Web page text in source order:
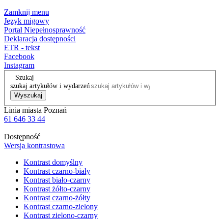
Zamknij menu
Język migowy
Portal Niepełnosprawność
Deklaracja dostępności
ETR - tekst
Facebook
Instagram
Szukaj
szukaj artykułów i wydarzeń
Wyszukaj
Linia miasta Poznań
61 646 33 44
Dostępność
Wersja kontrastowa
Kontrast domyślny
Kontrast czarno-biały
Kontrast biało-czarny
Kontrast żółto-czarny
Kontrast czarno-żółty
Kontrast czarno-zielony
Kontrast zielono-czarny